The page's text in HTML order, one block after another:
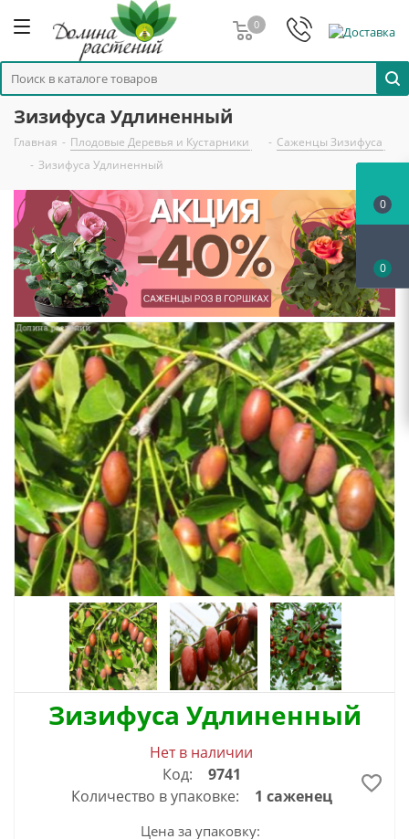
0
Зизифуса Удлиненный
Главная - Плодовые Деревья и Кустарники - Саженцы Зизифуса
- Зизифуса Удлиненный
Зизифуса Удлиненный
Нет в наличии
Код:
9741
Количество в упаковке:
1 саженец
Цена за упаковку:
0
0